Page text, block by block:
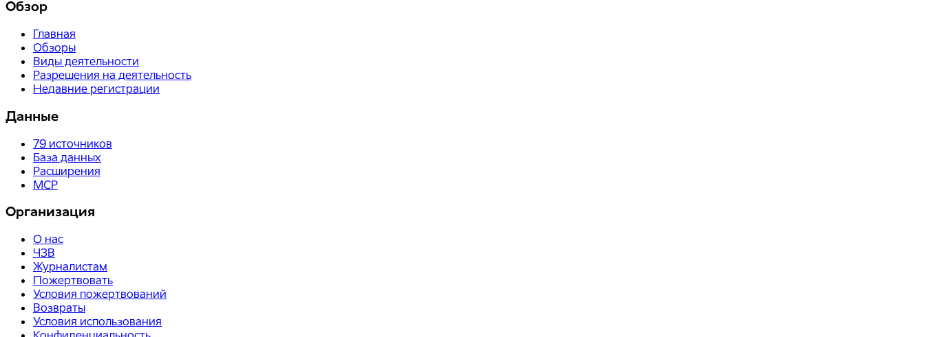
Обзор
Главная
Обзоры
Виды деятельности
Разрешения на деятельность
Недавние регистрации
Данные
79 источников
База данных
Расширения
MCP
Организация
О нас
ЧЗВ
Журналистам
Пожертвовать
Условия пожертвований
Возвраты
Условия использования